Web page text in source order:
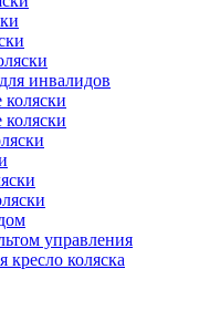
инвалидов
управления
кресло коляска